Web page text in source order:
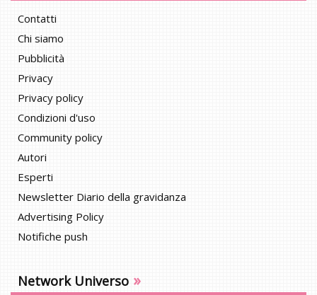
Contatti
Chi siamo
Pubblicità
Privacy
Privacy policy
Condizioni d'uso
Community policy
Autori
Esperti
Newsletter Diario della gravidanza
Advertising Policy
Notifiche push
Network Universo »